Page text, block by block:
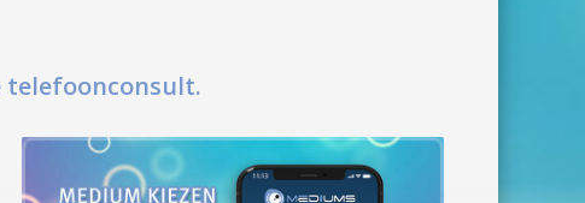
telefoonconsult.